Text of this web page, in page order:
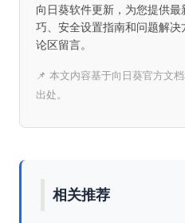
向日葵软件更新，为您提供
巧、安全设置指南和问题解
论区留言。
📌 本文内容基于向日葵官方文
出处。
相关推荐